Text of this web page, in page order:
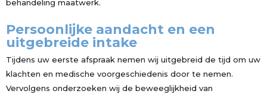
behandeling maatwerk.
Persoonlijke aandacht en een
uitgebreide intake
Tijdens uw eerste afspraak nemen wij uitgebreid de tijd om uw
klachten en medische voorgeschiedenis door te nemen.
Vervolgens onderzoeken wij de beweeglijkheid van